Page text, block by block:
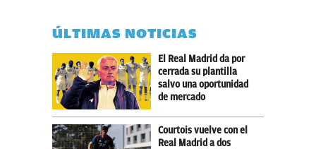
ÚLTIMAS NOTICIAS
El Real Madrid da por
cerrada su plantilla
salvo una oportunidad
de mercado
Courtois vuelve con el
Real Madrid a dos